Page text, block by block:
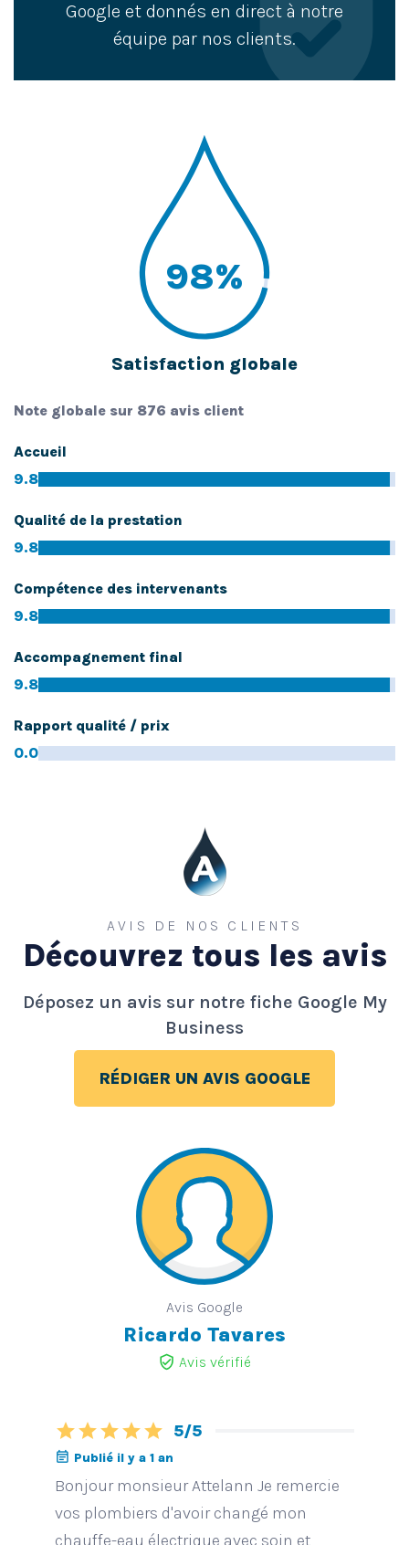
Google et donnés en direct à notre
équipe par nos clients.
98%
Satisfaction globale
Note globale sur 876 avis client
Accueil
9.8
Qualité de la prestation
9.8
Compétence des intervenants
9.8
Accompagnement final
9.8
Rapport qualité / prix
0.0
AVIS DE NOS CLIENTS
Découvrez tous les avis
Déposez un avis sur notre fiche Google My
Business
RÉDIGER UN AVIS GOOGLE
Avis Google
Ricardo Tavares
verified_user Avis vérifié
starstarstarstarstar 5/5
event_note Publié il y a 1 an
Bonjour monsieur Attelann Je remercie
vos plombiers d'avoir changé mon
chauffe-eau électrique avec soin et